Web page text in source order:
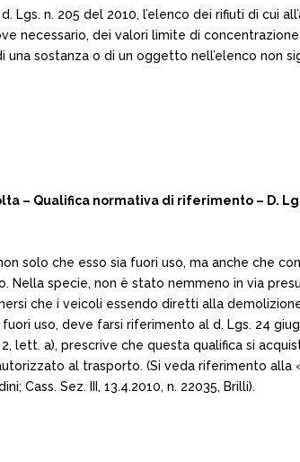
Lgs. n. 205 del 2010, l’elenco dei rifiuti di
necessario, dei valori limite di
sostanza o di un oggetto nell’elenco non
– Qualifica normativa di riferimento – D.
solo che esso sia fuori uso, ma anche che
specie, non è stato nemmeno in via
che i veicoli essendo diretti alla
uso, deve farsi riferimento al d. Lgs. 24
lett. a), prescrive che questa qualifica si
al trasporto. (Si veda riferimento alla
Cass. Sez. III, 13.4.2010, n. 22035, Brilli).